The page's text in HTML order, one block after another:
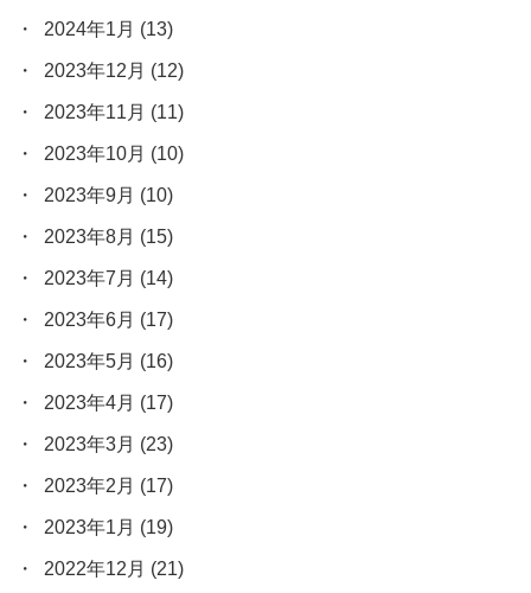
2024年1月 (13)
2023年12月 (12)
2023年11月 (11)
2023年10月 (10)
2023年9月 (10)
2023年8月 (15)
2023年7月 (14)
2023年6月 (17)
2023年5月 (16)
2023年4月 (17)
2023年3月 (23)
2023年2月 (17)
2023年1月 (19)
2022年12月 (21)